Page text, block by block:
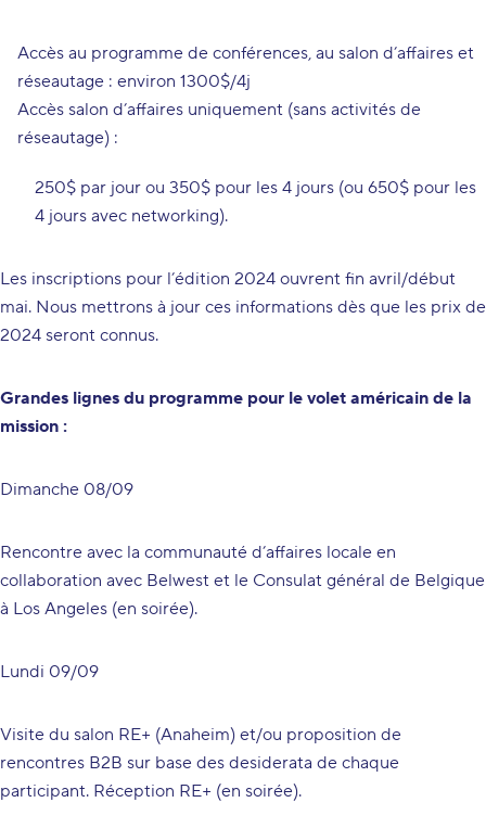
Accès au programme de conférences, au salon d’affaires et
réseautage : environ 1300$/4j
Accès salon d’affaires uniquement (sans activités de
réseautage) :
250$ par jour ou 350$ pour les 4 jours (ou 650$ pour les
4 jours avec networking).
Les inscriptions pour l’édition 2024 ouvrent fin avril/début
mai. Nous mettrons à jour ces informations dès que les prix de
2024 seront connus.
Grandes lignes du programme pour le volet américain de la
mission :
Dimanche 08/09
Rencontre avec la communauté d’affaires locale en
collaboration avec Belwest et le Consulat général de Belgique
à Los Angeles (en soirée).
Lundi 09/09
Visite du salon RE+ (Anaheim) et/ou proposition de
rencontres B2B sur base des desiderata de chaque
participant. Réception RE+ (en soirée).